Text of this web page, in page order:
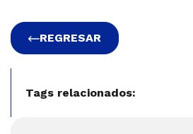
REGRESAR
Tags relacionados: